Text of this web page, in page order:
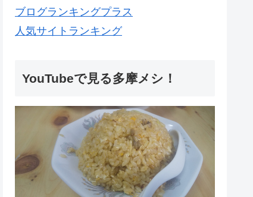
ブログランキングプラス
人気サイトランキング
YouTubeで見る多摩メシ！